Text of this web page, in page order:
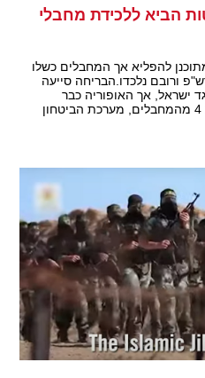
הביא ללכידת מחבלי
להפליא אך המחבלים כשלו
ורובם נלכדו.הבריחה סייעה
ישראל, אך האופוריה כבר
מתחילה להתפוגג בעקבות לכידת 4 מהמחבלים, מערכת הביטחון